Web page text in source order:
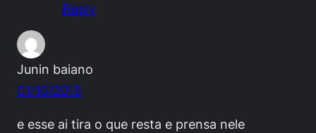
Reply
Junin baiano
01/10/2015
e esse ai tira o que resta e prensa nele